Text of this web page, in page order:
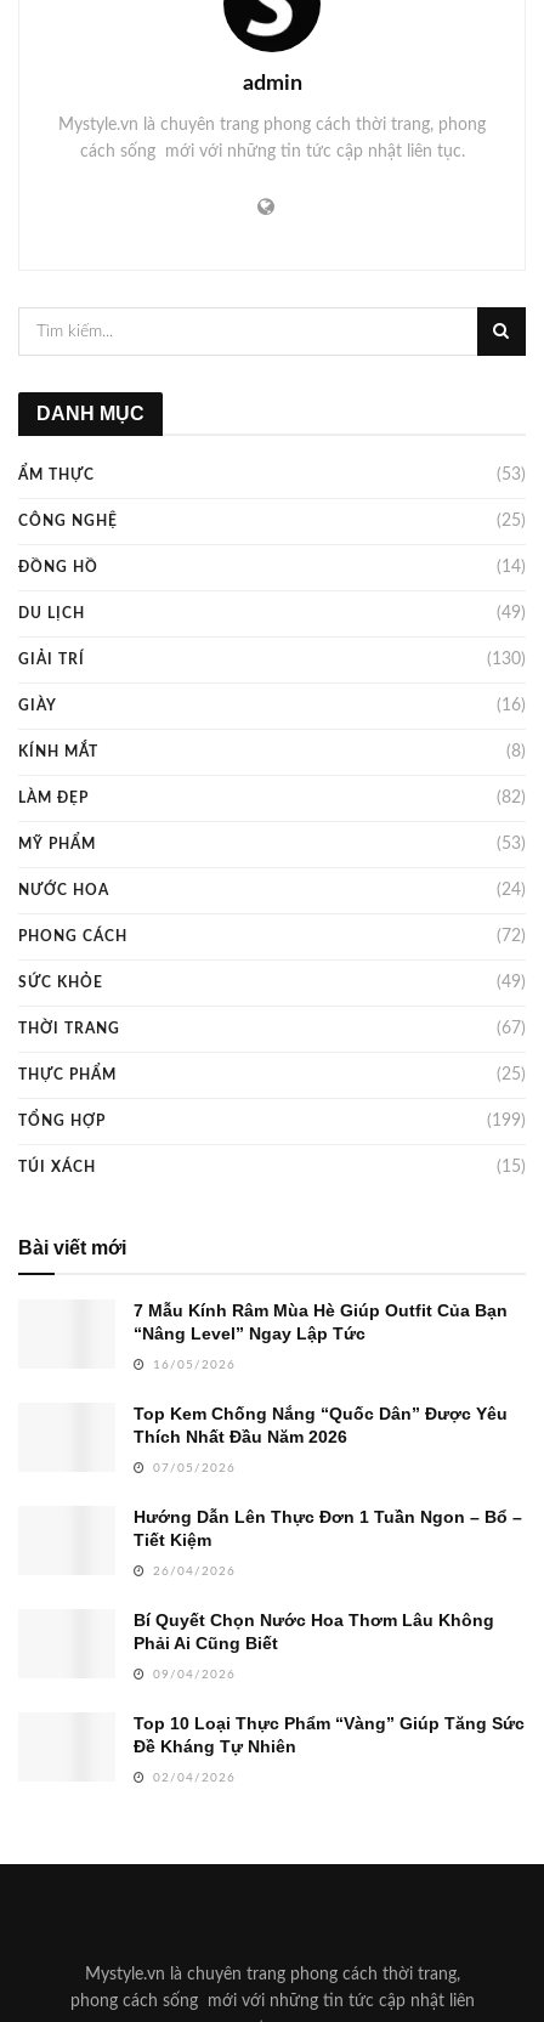
admin
Mystyle.vn là chuyên trang phong cách thời trang, phong
cách sống mới với những tin tức cập nhật liên tục.
DANH MỤC
ẨM THỰC (53)
CÔNG NGHỆ (25)
ĐỒNG HỒ (14)
DU LỊCH (49)
GIẢI TRÍ (130)
GIÀY (16)
KÍNH MẮT (8)
LÀM ĐẸP (82)
MỸ PHẨM (53)
NƯỚC HOA (24)
PHONG CÁCH (72)
SỨC KHỎE (49)
THỜI TRANG (67)
THỰC PHẨM (25)
TỔNG HỢP (199)
TÚI XÁCH (15)
Bài viết mới
7 Mẫu Kính Râm Mùa Hè Giúp Outfit Của Bạn
“Nâng Level” Ngay Lập Tức
16/05/2026
Top Kem Chống Nắng “Quốc Dân” Được Yêu
Thích Nhất Đầu Năm 2026
07/05/2026
Hướng Dẫn Lên Thực Đơn 1 Tuần Ngon – Bổ –
Tiết Kiệm
26/04/2026
Bí Quyết Chọn Nước Hoa Thơm Lâu Không
Phải Ai Cũng Biết
09/04/2026
Top 10 Loại Thực Phẩm “Vàng” Giúp Tăng Sức
Đề Kháng Tự Nhiên
02/04/2026
Mystyle.vn là chuyên trang phong cách thời trang,
phong cách sống mới với những tin tức cập nhật liên